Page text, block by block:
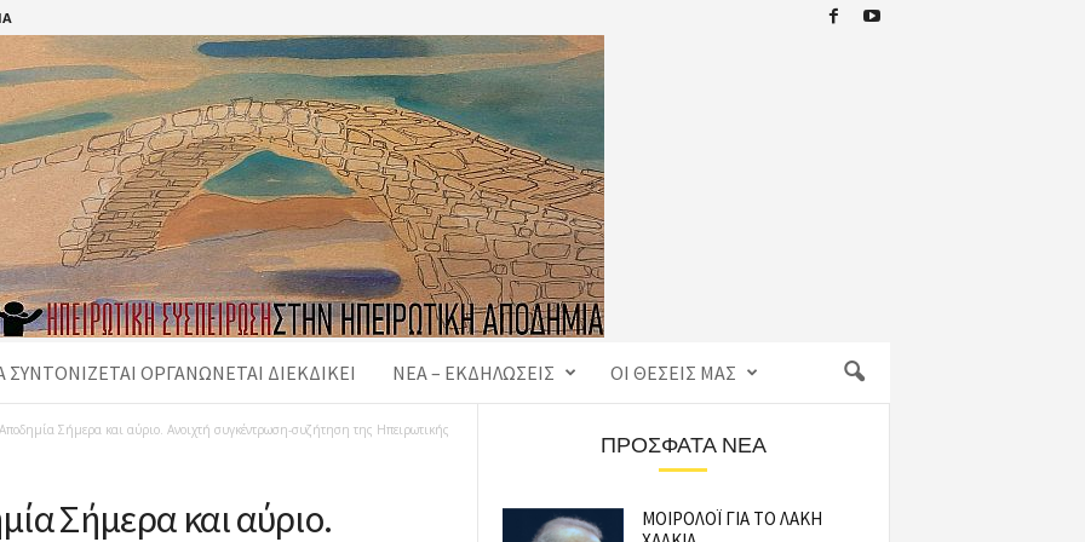
ΟΡΓΑΝΩΝΕΤΑΙ ΔΙΕΚΔΙΚΕΙ ΝΈΑ – ΕΚΔΗΛΏΣΕΙΣ ΟΙ ΘΈΣΕΙΣ ΜΑΣ
Σήμερα και αύριο. Ανοιχτή συγκέντρωση-συζήτηση της Ηπειρωτικής
Σήμερα και αύριο.
ΠΡΌΣΦΑΤΑ ΝΈΑ
ΜΟΙΡΟΛΟΪ ΓΙΑ ΤΟ ΛΑΚΗ